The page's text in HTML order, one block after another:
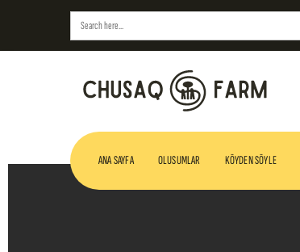
Search
for:
ANA SAYFA OLUSUMLAR KÖYDEN SÖYLE